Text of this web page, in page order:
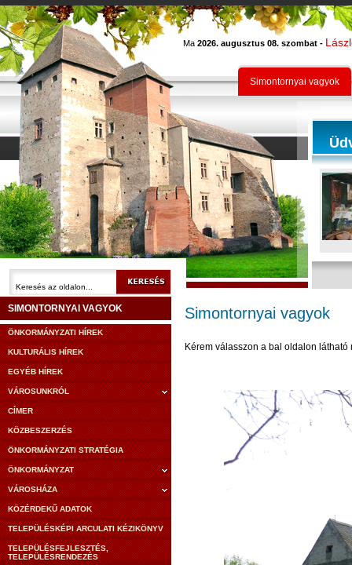
Ma 2026. augusztus 08. szombat -
Simontornyai vagyok
SIMONTORNYAI VAGYOK
ÖNKORMÁNYZATI HÍREK
KULTURÁLIS HÍREK
EGYÉB HÍREK
VÁROSUNKRÓL
CÍMER
KÖZBESZERZÉS
ÖNKORMÁNYZATI STRATÉGIA
ÖNKORMÁNYZAT
VÁROSHÁZA
KÖZÉRDEKŰ ADATOK
TELEPÜLÉSKÉPI ARCULATI KÉZIKÖNYV
TELEPÜLÉSFEJLESZTÉS,
TELEPÜLÉSRENDEZÉS
Simontornyai vagyok
Kérem válasszon a bal oldalon látható